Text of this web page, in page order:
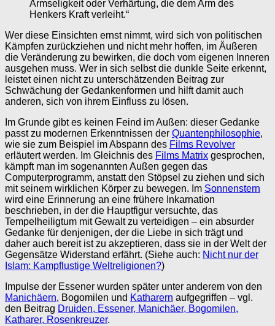
Armseligkeit oder Verhärtung, die dem Arm des
Henkers Kraft verleiht.“
Wer diese Einsichten ernst nimmt, wird sich von politischen
Kämpfen zurückziehen und nicht mehr hoffen, im Äußeren
die Veränderung zu bewirken, die doch vom eigenen Inneren
ausgehen muss. Wer in sich selbst die dunkle Seite erkennt,
leistet einen nicht zu unterschätzenden Beitrag zur
Schwächung der Gedankenformen und hilft damit auch
anderen, sich von ihrem Einfluss zu lösen.
Im Grunde gibt es keinen Feind im Außen: dieser Gedanke
passt zu modernen Erkenntnissen der Quantenphilosophie,
wie sie zum Beispiel im Abspann des Films Revolver
erläutert werden. Im Gleichnis des Films Matrix gesprochen,
kämpft man im sogenannten Außen gegen das
Computerprogramm, anstatt den Stöpsel zu ziehen und sich
mit seinem wirklichen Körper zu bewegen. Im Sonnenstern
wird eine Erinnerung an eine frühere Inkarnation
beschrieben, in der die Hauptfigur versuchte, das
Tempelheiligtum mit Gewalt zu verteidigen – ein absurder
Gedanke für denjenigen, der die Liebe in sich trägt und
daher auch bereit ist zu akzeptieren, dass sie in der Welt der
Gegensätze Widerstand erfährt. (Siehe auch: Nicht nur der
Islam: Kampflustige Weltreligionen?)
Impulse der Essener wurden später unter anderem von den
Manichäern, Bogomilen und Katharern aufgegriffen – vgl.
den Beitrag Druiden, Essener, Manichäer, Bogomilen,
Katharer, Rosenkreuzer.